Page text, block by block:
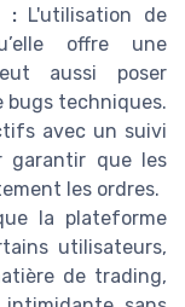
:L'utilisation de
offre une
aussi poser
bugs techniques.
avec un suivi
garantir que les
les ordres.
la plateforme
utilisateurs,
de trading,